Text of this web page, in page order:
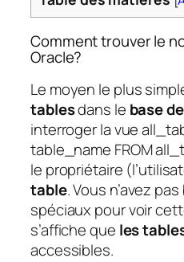
Comment trouver le
Oracle?
Le moyen le plus
tablesdans le base
interroger la vue
table_name FROM
le propriétaire
table. Vous n’avez
spéciaux pour voir
s’affiche que les
accessibles.